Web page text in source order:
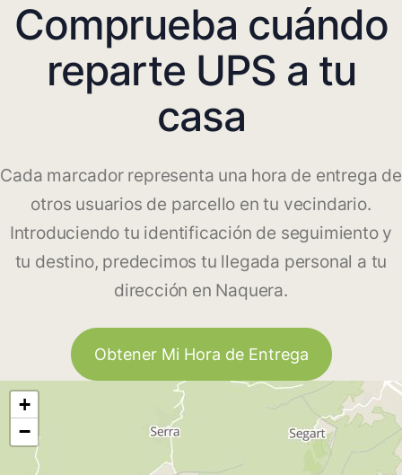
Comprueba cuándo
reparte UPS a tu
casa
Cada marcador representa una hora de entrega de
otros usuarios de parcello en tu vecindario.
Introduciendo tu identificación de seguimiento y
tu destino, predecimos tu llegada personal a tu
dirección en Naquera.
Obtener Mi Hora de Entrega
+
−